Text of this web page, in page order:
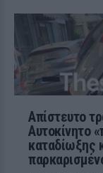
Απίστευτο
Αυτοκίνητο
καταδίωξης